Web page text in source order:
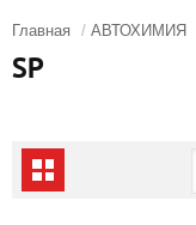
Главная / АВТОХИМИЯ
SP